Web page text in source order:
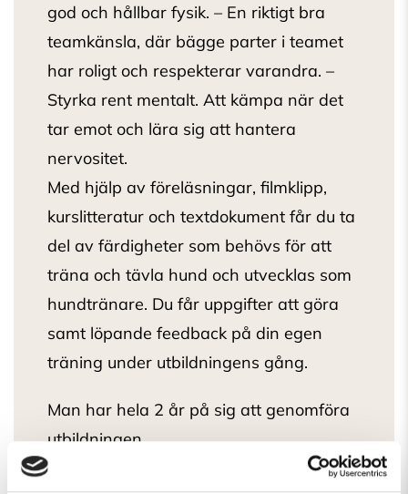
god och hållbar fysik. – En riktigt bra
teamkänsla, där bägge parter i teamet
har roligt och respekterar varandra. –
Styrka rent mentalt. Att kämpa när det
tar emot och lära sig att hantera
nervositet.
Med hjälp av föreläsningar, filmklipp,
kurslitteratur och textdokument får du ta
del av färdigheter som behövs för att
träna och tävla hund och utvecklas som
hundtränare. Du får uppgifter att göra
samt löpande feedback på din egen
träning under utbildningens gång.
Man har hela 2 år på sig att genomföra
utbildningen.
Utbildningen följer det allmänna